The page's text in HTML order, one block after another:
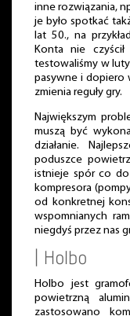
inne rozwiązania,
je było spotkać
lat 50., na
Konta nie
testowaliśmy w
pasywne i dopiero
zmienia reguły gry.
Największym
muszą być
działanie.
poduszce
istnieje spór co
kompresora
od konkretnej
wspomnianych
niegdyś przez nas
| Holbo
Holbo jest
powietrzną
zastosowano